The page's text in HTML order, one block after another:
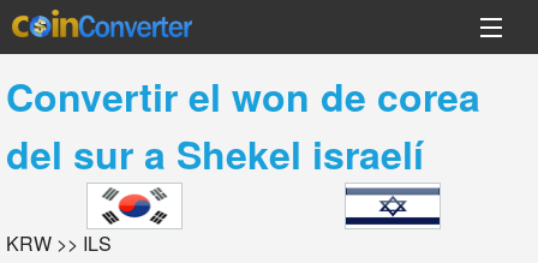
Convertir el won de corea
del sura Shekel israelí
KRW >> ILS